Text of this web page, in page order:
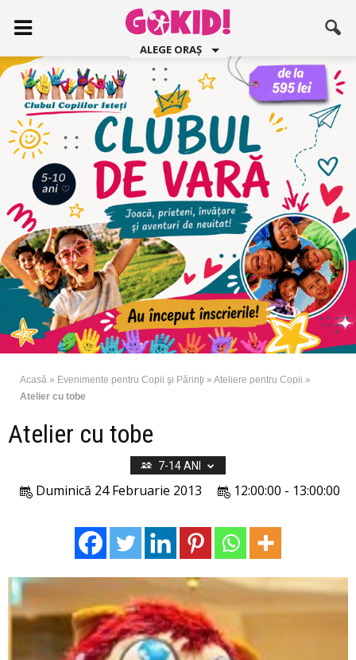
ALEGE ORAȘ
Acasă » Evenimente pentru Copii şi Părinţi » Ateliere pentru Copii »
Atelier cu tobe
Atelier cu tobe
7-14 ANI
12:00:00 - 13:00:00
Duminică 24 Februarie 2013